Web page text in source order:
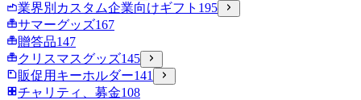
業界別カスタム企業向けギフト 195
サマーグッズ167
贈答品147
クリスマスグッズ145
販促用キーホルダー141
チャリティ、募金108